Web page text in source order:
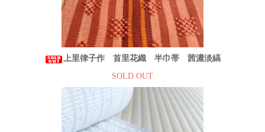
上里律子作 首里花織 半巾帯 茜濃淡縞
SOLD OUT